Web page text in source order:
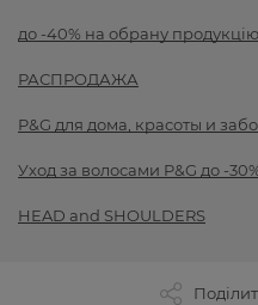
до -40% на обрану
РАСПРОДАЖА
P&G для дома, красоты и
Уход за волосами P&G до -
HEAD and SHOULDERS